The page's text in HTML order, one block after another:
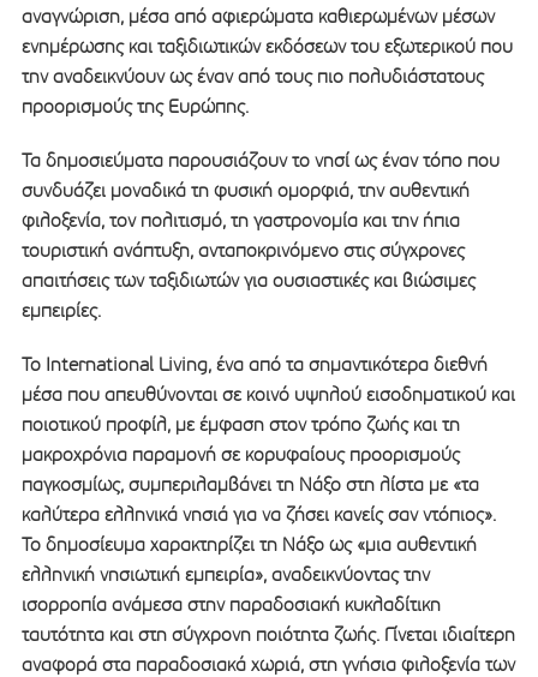
αναγνώριση, μέσα από αφιερώματα καθιερωμένων μέσων
ενημέρωσης και ταξιδιωτικών εκδόσεων του εξωτερικού που
την αναδεικνύουν ως έναν από τους πιο πολυδιάστατους
προορισμούς της Ευρώπης.
Τα δημοσιεύματα παρουσιάζουν το νησί ως έναν τόπο που
συνδυάζει μοναδικά τη φυσική ομορφιά, την αυθεντική
φιλοξενία, τον πολιτισμό, τη γαστρονομία και την ήπια
τουριστική ανάπτυξη, ανταποκρινόμενο στις σύγχρονες
απαιτήσεις των ταξιδιωτών για ουσιαστικές και βιώσιμες
εμπειρίες.
Το International Living, ένα από τα σημαντικότερα διεθνή
μέσα που απευθύνονται σε κοινό υψηλού εισοδηματικού και
ποιοτικού προφίλ, με έμφαση στον τρόπο ζωής και τη
μακροχρόνια παραμονή σε κορυφαίους προορισμούς
παγκοσμίως, συμπεριλαμβάνει τη Νάξο στη λίστα με «τα
καλύτερα ελληνικά νησιά για να ζήσει κανείς σαν ντόπιος».
Το δημοσίευμα χαρακτηρίζει τη Νάξο ως «μια αυθεντική
ελληνική νησιωτική εμπειρία», αναδεικνύοντας την
ισορροπία ανάμεσα στην παραδοσιακή κυκλαδίτικη
ταυτότητα και στη σύγχρονη ποιότητα ζωής. Γίνεται ιδιαίτερη
αναφορά στα παραδοσιακά χωριά, στη γνήσια φιλοξενία των